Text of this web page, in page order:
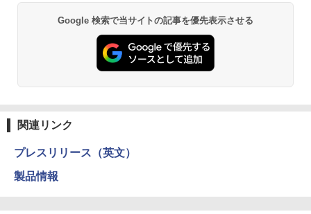
Google 検索で当サイトの記事を優先表示させる
関連リンク
プレスリリース（英文）
製品情報